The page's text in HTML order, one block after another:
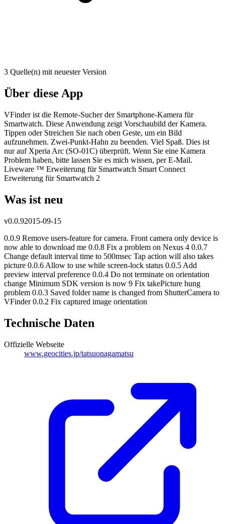
3 Quelle(n) mit neuester Version
Über diese App
VFinder ist die Remote-Sucher der Smartphone-Kamera für
Smartwatch. Diese Anwendung zeigt Vorschaubild der Kamera.
Tippen oder Streichen Sie nach oben Geste, um ein Bild
aufzunehmen. Zwei-Punkt-Hahn zu beenden. Viel Spaß. Dies ist
nur auf Xperia Arc (SO-01C) überprüft. Wenn Sie eine Kamera
Problem haben, bitte lassen Sie es mich wissen, per E-Mail.
Liveware ™ Erweiterung für Smartwatch Smart Connect
Erweiterung für Smartwatch 2
Was ist neu
v0.0.92015-09-15
0.0.9 Remove users-feature for camera. Front camera only device is
now able to download me 0.0.8 Fix a problem on Nexus 4 0.0.7
Change default interval time to 500msec Tap action will also takes
picture 0.0.6 Allow to use while screen-lock status 0.0.5 Add
preview interval preference 0.0.4 Do not terminate on orientation
change Minimum SDK version is now 9 Fix takePicture hung
problem 0.0.3 Saved folder name is changed from ShutterCamera to
VFinder 0.0.2 Fix captured image orientation
Technische Daten
Offizielle Webseite
www.geocities.jp/tatsuonagamatsu